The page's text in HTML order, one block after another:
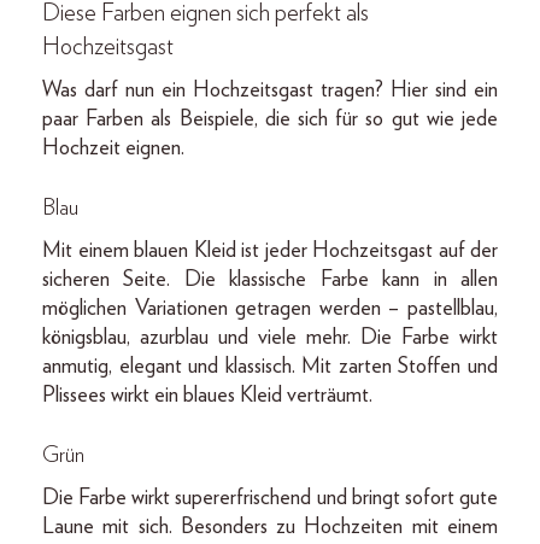
Diese Farben eignen sich perfekt als
Hochzeitsgast
Was darf nun ein Hochzeitsgast tragen? Hier sind ein
paar Farben als Beispiele, die sich für so gut wie jede
Hochzeit eignen.
Blau
Mit einem blauen Kleid ist jeder Hochzeitsgast auf der
sicheren Seite. Die klassische Farbe kann in allen
möglichen Variationen getragen werden – pastellblau,
königsblau, azurblau und viele mehr. Die Farbe wirkt
anmutig, elegant und klassisch. Mit zarten Stoffen und
Plissees wirkt ein blaues Kleid verträumt.
Grün
Die Farbe wirkt supererfrischend und bringt sofort gute
Laune mit sich. Besonders zu Hochzeiten mit einem